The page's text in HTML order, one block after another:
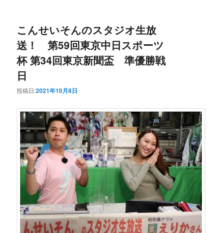
こんせいそんのスタジオ生放
送！ 第59回東京中日スポーツ
杯 第34回東京新聞盃 準優勝戦
日
投稿日:2021年10月8日